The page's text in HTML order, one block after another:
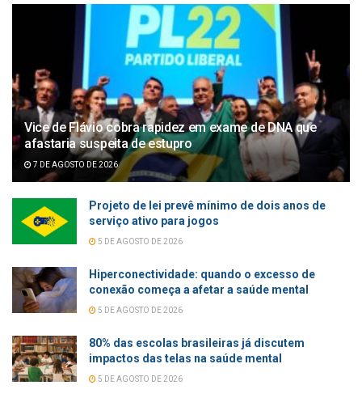
Vice de Flávio cobra rapidez em exame de DNA que
afastaria suspeita de estupro
7 DE AGOSTO DE 2026
Projeto de lei prevê mínimo de dois anos de
serviço ativo para jogos
5 DE AGOSTO DE 2026
Hiperconectividade: quando o excesso de
conexão começa a afetar a saúde mental
5 DE AGOSTO DE 2026
80% das escolas brasileiras já discutem
impactos das telas na saúde mental
5 DE AGOSTO DE 2026